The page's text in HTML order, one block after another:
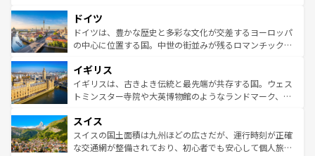
せる。地方によって風土や気候が異なるスペインはその個
性で訪れる人を魅了する。 なお、新着のスペイン情報は コ
ンテンツ一覧を参照してほしい。
で、幅広い魅力が詰まっている。華麗な宮殿、歴史的な大
聖堂、美しいビーチ、そして豊かな自然が、訪れる者を心
から魅了する。また、フランスは美食の国としても知ら
いる。シャンパンの発祥地であるランス、プロヴァンスの
香り高いラベンダー畑など、多彩な楽しみ方が可能だ。さ
らに、パリ以外の地域にも魅力が溢れており、どの街角に
れる地方に足を運ぶとそれぞれで全く異なる文化を体験で
きるだろう。 なお、新着のフランス情報はコンテンツ一覧
を参照してほしい。
ドイツ
ドイツは、豊かな歴史と多彩な文化が交差するヨーロッパ
の中心に位置する国。中世の街並みが残るロマンチック街
顔を持つこの国は、どこを歩いても飽きることがない。ベ
ルリンの文化的活気、バイエルン州のアルプスの絶景、そ
してライン川沿いのワイン畑といった風景は必見。ビール
は、お酒好きな人にはぜひ体験してほしい。 なお、新着の
ドイツ情報はコンテンツ一覧を参照してほしい。
イギリス
イギリスは、古きよき伝統と最先端が共存する国。ウェス
トミンスター寺院や大英博物館のようなランドマーク、歴
リアごとに異なる魅力がある。また、優雅なアフタヌーン
ティー、ビール好きにはたまらない英国パブ、サッカー観
戦など、本場だからこそできる体験も豊富。イギリスを旅
スイス
スイスの国土面積は九州ほどの広さだが、運行時刻が正確
な交通網が整備されており、初心者でも安心して個人旅行